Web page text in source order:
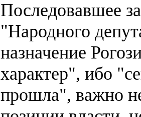
Последовавшее
"Народного
назначение
характер", ибо
прошла", важно